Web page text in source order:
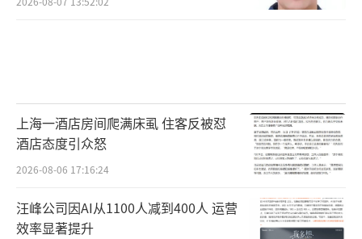
上海一酒店房间爬满床虱 住客反被怼
酒店态度引众怒
2026-08-06 17:16:24
汪峰公司因AI从1100人减到400人 运营
效率显著提升